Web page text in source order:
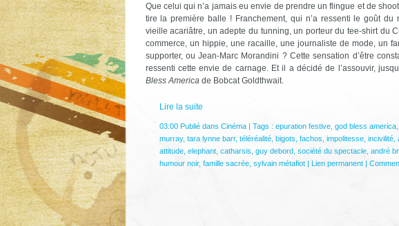
Que celui qui n’a jamais eu envie de prendre un flingue et de
tire la première balle ! Franchement, qui n’a ressenti le goût du
vieille acariâtre, un adepte du tunning, un porteur du tee-shirt du
commerce, un hippie, une racaille, une journaliste de mode, un
supporter, ou Jean-Marc Morandini ? Cette sensation d’être
ressenti cette envie de carnage. Et il a décidé de l’assouvir,
Bless America de Bobcat Goldthwait.
Lire la suite
03:00 Publié dans Cinéma| Tags : epuration festive, god bless america,
murray, tara lynne barr, téléréalité, bigots fachos impolitesse, incivilité,
attitude, elephant, catharsis guy debord, société du spectacle, andré
humour noir, famille sacrée, sylvain métafiot| Lien permanent|